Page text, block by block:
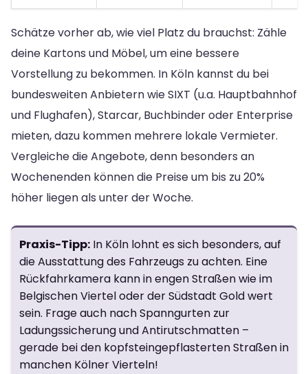
Schätze vorher ab, wie viel Platz du brauchst: Zähle
deine Kartons und Möbel, um eine bessere
Vorstellung zu bekommen. In Köln kannst du bei
bundesweiten Anbietern wie SIXT (u.a. Hauptbahnhof
und Flughafen), Starcar, Buchbinder oder Enterprise
mieten, dazu kommen mehrere lokale Vermieter.
Vergleiche die Angebote, denn besonders an
Wochenenden können die Preise um bis zu 20%
höher liegen als unter der Woche.
Praxis-Tipp: In Köln lohnt es sich besonders, auf
die Ausstattung des Fahrzeugs zu achten. Eine
Rückfahrkamera kann in engen Straßen wie im
Belgischen Viertel oder der Südstadt Gold wert
sein. Frage auch nach Spanngurten zur
Ladungssicherung und Antirutschmatten –
gerade bei den kopfsteingepflasterten Straßen in
manchen Kölner Vierteln!